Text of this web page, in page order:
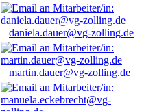
daniela.dauer@vg-zolling.de
martin.dauer@vg-zolling.de